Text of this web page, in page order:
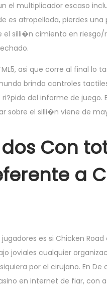
el multiplicador escaso
es atropellada, pierdes una
el silli�n cimiento en
asi que corre al final
brinda controles
del informe de juego.
sobre el silli�n viene de
Con
a
es si Chicken
joviales cualquier
por el cirujano. En
en internet de fiar, con